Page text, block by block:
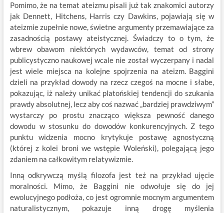
Pomimo, że na temat ateizmu pisali już tak znakomici autorzy
jak Dennett, Hitchens, Harris czy Dawkins, pojawiają się w
ateizmie zupełnie nowe, świetne argumenty przemawiające za
zasadnością postawy ateistycznej. Świadczy to o tym, że
wbrew obawom niektórych wydawców, temat od strony
publicystyczno naukowej wcale nie został wyczerpany i nadal
jest wiele miejsca na kolejne spojrzenia na ateizm. Baggini
dzieli na przykład dowody na rzecz czegoś na mocne i słabe,
pokazując, iż należy unikać platońskiej tendencji do szukania
prawdy absolutnej, lecz aby coś nazwać „bardziej prawdziwym”
wystarczy po prostu znacząco większa pewność danego
dowodu w stosunku do dowodów konkurencyjnych. Z tego
punktu widzenia mocno krytykuje postawę agnostyczną
(której z kolei broni we wstępie Woleński), polegającą jego
zdaniem na całkowitym relatywizmie.
Inną odkrywczą myślą filozofa jest też na przykład ujęcie
moralności. Mimo, że Baggini nie odwołuje się do jej
ewolucyjnego podłoża, co jest ogromnie mocnym argumentem
naturalistycznym, pokazuje inną drogę myślenia